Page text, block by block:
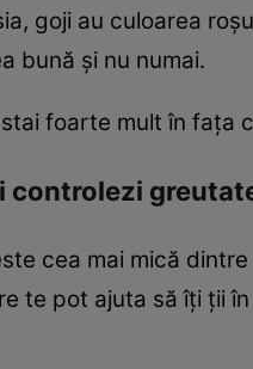
goji au culoarea
bună şi nu numai.
foarte mult în faţa
controlezi
cea mai mică
te pot ajuta să îţi ţii